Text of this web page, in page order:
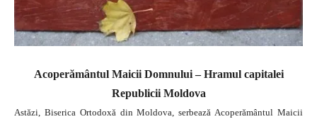
Acoperământul Maicii Domnului – Hramul capitalei
Republicii Moldova
Astăzi, Biserica Ortodoxă din Moldova, serbează Acoperământul Maicii